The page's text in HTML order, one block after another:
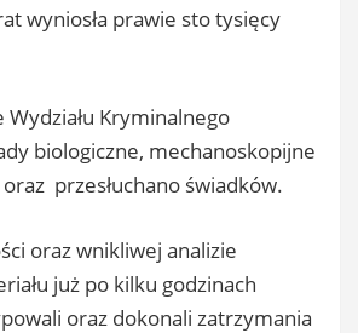
wyniosła prawie sto tysięcy
Wydziału Kryminalnego
biologiczne, mechanoskopijne
przesłuchano świadków.
oraz wnikliwej analizie
już po kilku godzinach
oraz dokonali zatrzymania